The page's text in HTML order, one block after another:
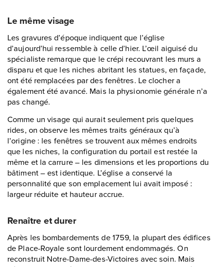
Le même visage
Les gravures d’époque indiquent que l’église
d’aujourd’hui ressemble à celle d’hier. L’œil aiguisé du
spécialiste remarque que le crépi recouvrant les murs a
disparu et que les niches abritant les statues, en façade,
ont été remplacées par des fenêtres. Le clocher a
également été avancé. Mais la physionomie générale n’a
pas changé.
Comme un visage qui aurait seulement pris quelques
rides, on observe les mêmes traits généraux qu’à
l’origine : les fenêtres se trouvent aux mêmes endroits
que les niches, la configuration du portail est restée la
même et la carrure – les dimensions et les proportions du
bâtiment – est identique. L’église a conservé la
personnalité que son emplacement lui avait imposé :
largeur réduite et hauteur accrue.
Renaître et durer
Après les bombardements de 1759, la plupart des édifices
de Place-Royale sont lourdement endommagés. On
reconstruit Notre-Dame-des-Victoires avec soin. Mais